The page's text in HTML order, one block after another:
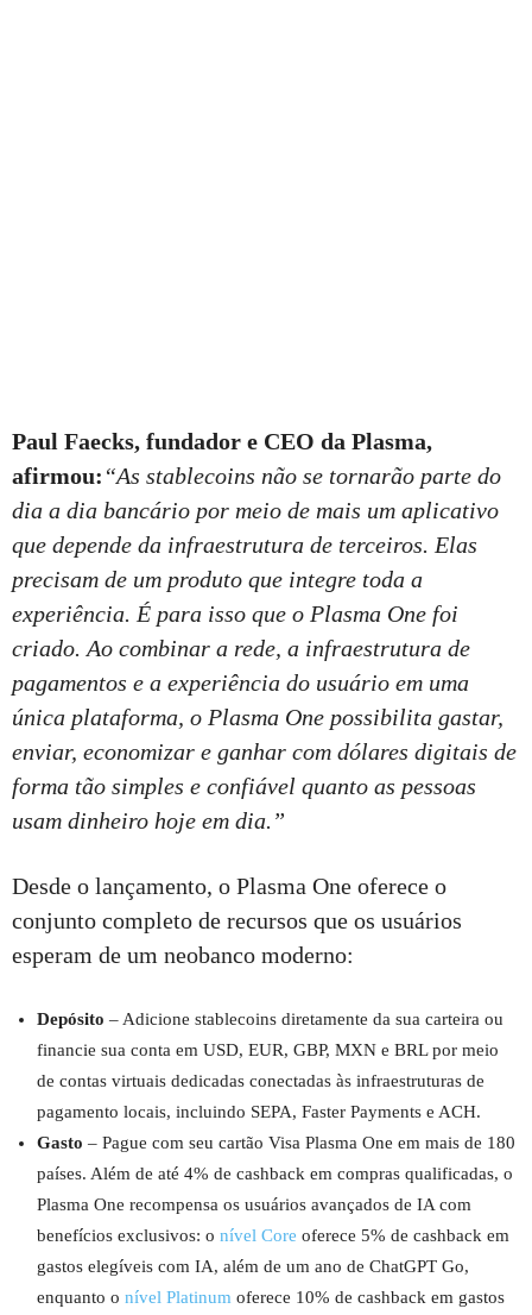
Paul Faecks, fundador e CEO da Plasma,
afirmou: “As stablecoins não se tornarão parte do
dia a dia bancário por meio de mais um aplicativo
que depende da infraestrutura de terceiros. Elas
precisam de um produto que integre toda a
experiência. É para isso que o Plasma One foi
criado. Ao combinar a rede, a infraestrutura de
pagamentos e a experiência do usuário em uma
única plataforma, o Plasma One possibilita gastar,
enviar, economizar e ganhar com dólares digitais de
forma tão simples e confiável quanto as pessoas
usam dinheiro hoje em dia.”
Desde o lançamento, o Plasma One oferece o
conjunto completo de recursos que os usuários
esperam de um neobanco moderno:
Depósito – Adicione stablecoins diretamente da sua carteira ou
financie sua conta em USD, EUR, GBP, MXN e BRL por meio
de contas virtuais dedicadas conectadas às infraestruturas de
pagamento locais, incluindo SEPA, Faster Payments e ACH.
Gasto – Pague com seu cartão Visa Plasma One em mais de 180
países. Além de até 4% de cashback em compras qualificadas, o
Plasma One recompensa os usuários avançados de IA com
benefícios exclusivos: o nível Core oferece 5% de cashback em
gastos elegíveis com IA, além de um ano de ChatGPT Go,
enquanto o nível Platinum oferece 10% de cashback em gastos